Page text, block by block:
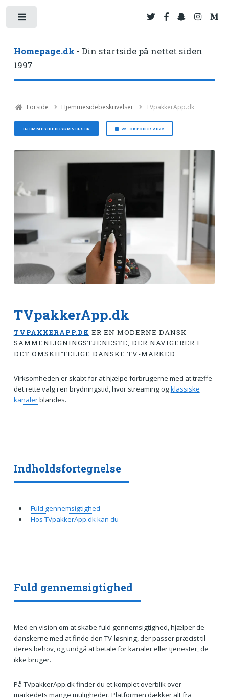
Homepage.dk - Din startside på nettet siden
1997
Forside Hjemmesidebeskrivelser TVpakkerApp.dk
HJEMMESIDEBESKRIVELSER 25. OKTOBER 2025
TVpakkerApp.dk
TVPAKKERAPP.DK ER EN MODERNE DANSK
SAMMENLIGNINGSTJENESTE, DER NAVIGERER I
DET OMSKIFTELIGE DANSKE TV-MARKED
Virksomheden er skabt for at hjælpe forbrugerne med at træffe
det rette valg i en brydningstid, hvor streaming ogklassiske
kanalerblandes.
Fuld gennemsigtighed
Med en vision om at skabe fuld gennemsigtighed, hjælper de
danskerne med at finde den TV-løsning, der passer præcist til
deres behov, og undgå at betale for kanaler eller tjenester, de
ikke bruger.
På TVpakkerApp.dk finder du et komplet overblik over
markedets mange muligheder. Platformen dækker alt fra
Indholdsfortegnelse
Fuld gennemsigtighed
Hos TVpakkerApp.dk kan du